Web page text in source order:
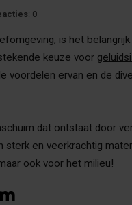
: 0
is het
keuze voor
ervan en de
dat ontstaat door
en veerkrachtig
ook voor het milieu!